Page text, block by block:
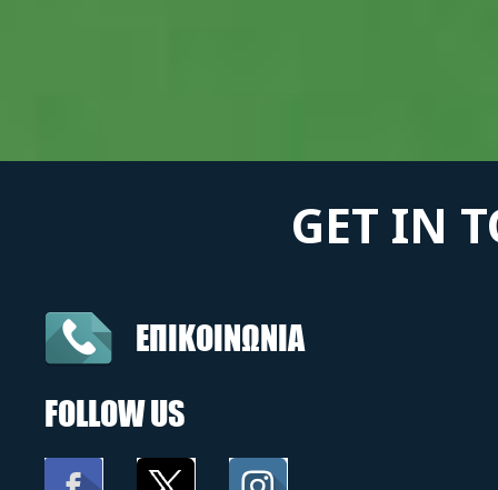
GET IN
ΕΠΙΚΟΙΝΩΝΙΑ
FOLLOW US